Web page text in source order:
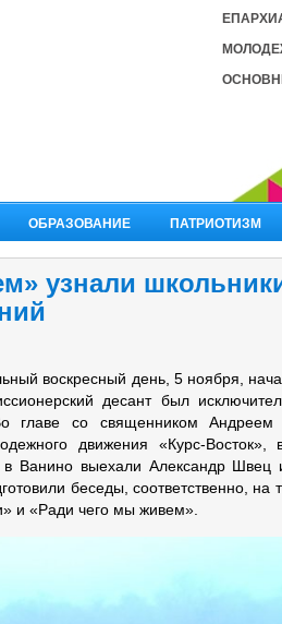
ОБРАЗОВАНИЕ ПАТРИОТИЗМ
узнали
воскресный день, 5 ноября,
десант был
главе со священником Андреем
движения «Курс-Восток»,
в Ванино выехали Александр Швец
беседы, соответственно,
и «Ради чего мы живем».